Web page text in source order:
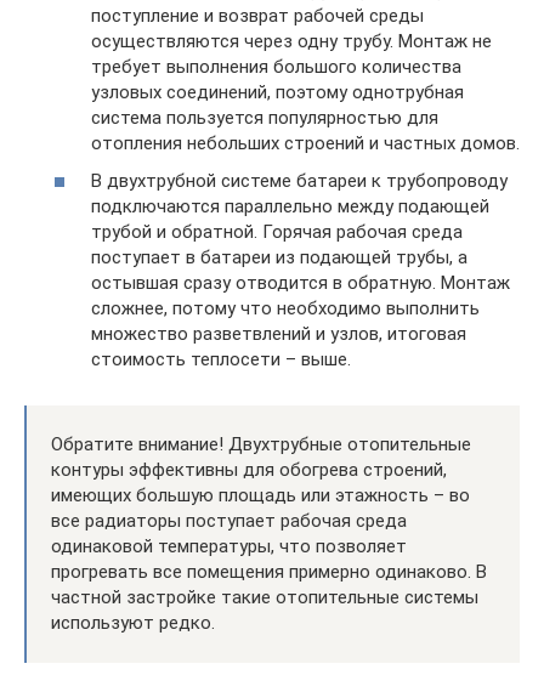
поступление и возврат рабочей среды
осуществляются через одну трубу. Монтаж не
требует выполнения большого количества
узловых соединений, поэтому однотрубная
система пользуется популярностью для
отопления небольших строений и частных домов.
В двухтрубной системе батареи к трубопроводу
подключаются параллельно между подающей
трубой и обратной. Горячая рабочая среда
поступает в батареи из подающей трубы, а
остывшая сразу отводится в обратную. Монтаж
сложнее, потому что необходимо выполнить
множество разветвлений и узлов, итоговая
стоимость теплосети – выше.
Обратите внимание! Двухтрубные отопительные
контуры эффективны для обогрева строений,
имеющих большую площадь или этажность – во
все радиаторы поступает рабочая среда
одинаковой температуры, что позволяет
прогревать все помещения примерно одинаково. В
частной застройке такие отопительные системы
используют редко.